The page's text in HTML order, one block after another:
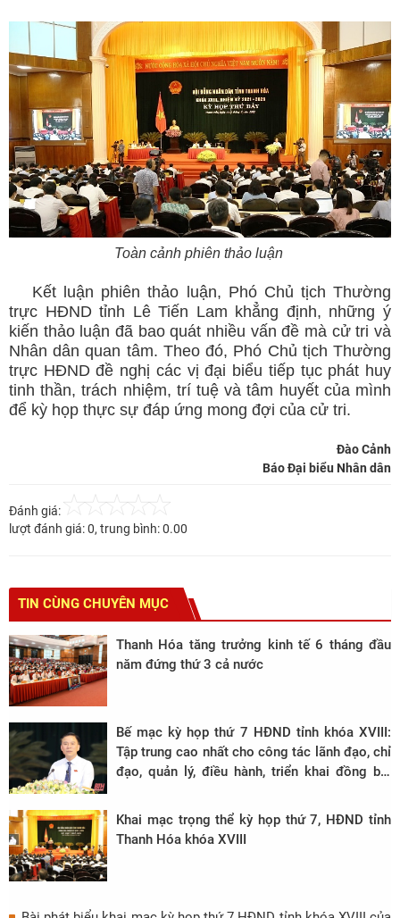
Toàn cảnh phiên thảo luận
Kết luận phiên thảo luận, Phó Chủ tịch Thường
trực HĐND tỉnh Lê Tiến Lam khẳng định, những ý
kiến thảo luận đã bao quát nhiều vấn đề mà cử tri và
Nhân dân quan tâm. Theo đó, Phó Chủ tịch Thường
trực HĐND đề nghị các vị đại biểu tiếp tục phát huy
tinh thần, trách nhiệm, trí tuệ và tâm huyết của mình
để kỳ họp thực sự đáp ứng mong đợi của cử tri.
Đào Cảnh
Báo Đại biểu Nhân dân
Đánh giá:
lượt đánh giá:0, trung bình:0.00
TIN CÙNG CHUYÊN MỤC
Thanh Hóa tăng trưởng kinh tế 6 tháng đầu
năm đứng thứ 3 cả nước
Bế mạc kỳ họp thứ 7 HĐND tỉnh khóa XVIII:
Tập trung cao nhất cho công tác lãnh đạo, chỉ
đạo, quản lý, điều hành, triển khai đồng bộ,
tình hình mới
Khai mạc trọng thể kỳ họp thứ 7, HĐND tỉnh
Thanh Hóa khóa XVIII